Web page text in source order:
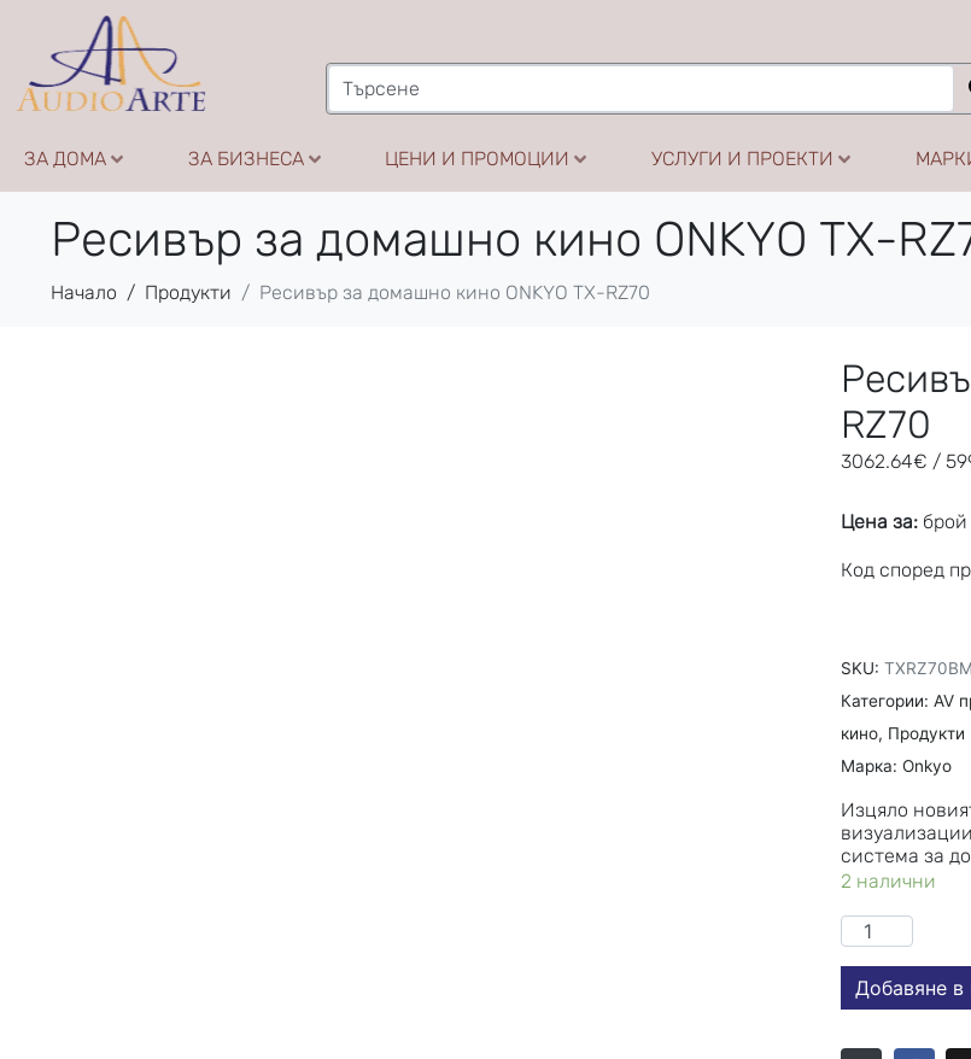
ЗА ДОМА ЗА БИЗНЕСА ЦЕНИ И ПРОМОЦИИ УСЛУГИ И ПРОЕКТИ
Ресивър за домашно кино ONKYO TX-
Начало Продукти Ресивър за домашно кино ONKYO TX-RZ70
RZ70
3062.64€ /
Цена за: брой
Код според
SKU:
Категории: AV
кино, Продукти
Марка:Onkyo
Изцяло
система за
2 налични
Добавяне в